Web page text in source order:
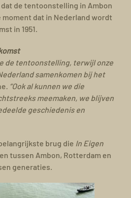
de tentoonstelling in Ambon
dat in Nederland wordt
in 1951.
de tentoonstelling, terwijl onze
samenkomen bij het
“Ook al kunnen we die
meemaken, we blijven
geschiedenis en
brug die In Eigen
tussen Ambon, Rotterdam en
generaties.